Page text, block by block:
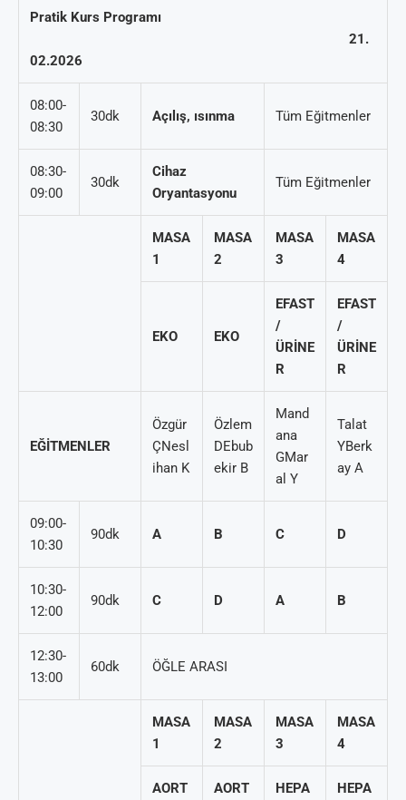
Pratik Kurs Programı
21.
02.2026
08:00-
08:30
30dk Açılış, ısınma Tüm Eğitmenler
08:30-
09:00
30dk
Cihaz
Oryantasyonu
Tüm Eğitmenler
MASA
1
MASA
2
MASA
3
MASA
4
EKO EKO
EFAST
/
ÜRİNE
R
EFAST
/
ÜRİNE
R
EĞİTMENLER
Özgür
ÇNesl
ihan K
Özlem
DEbub
ekir B
Mand
ana
GMar
al Y
Talat
YBerk
ay A
09:00-
10:30
90dk A B C D
10:30-
12:00
90dk C D A B
12:30-
13:00
60dk ÖĞLE ARASI
MASA
1
MASA
2
MASA
3
MASA
4
AORT
AORT
HEPA
HEPA